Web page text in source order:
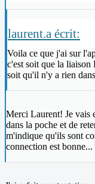
laurent.a écrit:
Voila ce que j'ai sur
c'est soit que la liaison
soit qu'il n'y a rien
Merci Laurent! Je vais
dans la poche et de
m'indique qu'ils sont
connection est bonne...